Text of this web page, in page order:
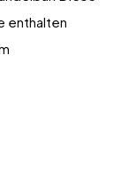
enthalten